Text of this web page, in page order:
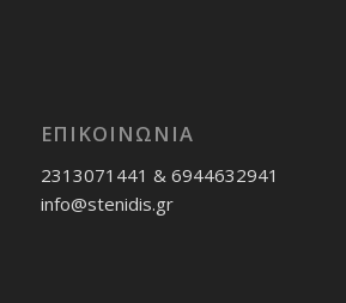
ΕΠΙΚΟΙΝΩΝΊΑ
2313071441 & 6944632941
info@stenidis.gr